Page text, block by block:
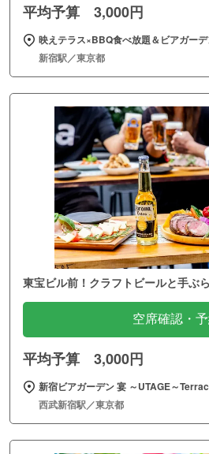
平均予算 3,000円
映えテラス×BBQ食べ放題＆ビアガー
新宿駅／東京都
東宝ビル前！クラフトビールと手ぶ
空席確認・
平均予算 3,000円
新宿ビアガーデン 宴 ～UTAGE～
西武新宿駅／東京都